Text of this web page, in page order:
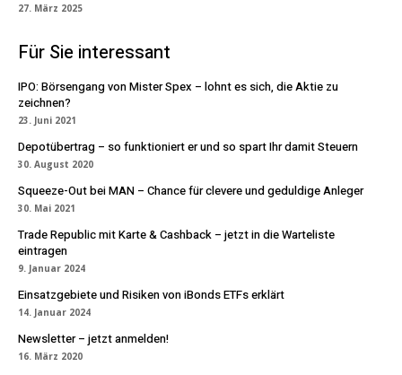
27. März 2025
Für Sie interessant
IPO: Börsengang von Mister Spex – lohnt es sich, die Aktie zu
zeichnen?
23. Juni 2021
Depotübertrag – so funktioniert er und so spart Ihr damit Steuern
30. August 2020
Squeeze-Out bei MAN – Chance für clevere und geduldige Anleger
30. Mai 2021
Trade Republic mit Karte & Cashback – jetzt in die Warteliste
eintragen
9. Januar 2024
Einsatzgebiete und Risiken von iBonds ETFs erklärt
14. Januar 2024
Newsletter – jetzt anmelden!
16. März 2020